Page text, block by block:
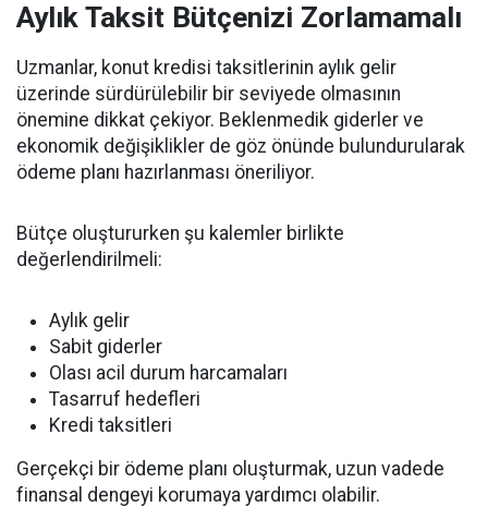
Aylık Taksit Bütçenizi Zorlamamalı
Uzmanlar, konut kredisi taksitlerinin aylık gelir
üzerinde sürdürülebilir bir seviyede olmasının
önemine dikkat çekiyor. Beklenmedik giderler ve
ekonomik değişiklikler de göz önünde bulundurularak
ödeme planı hazırlanması öneriliyor.
Bütçe oluştururken şu kalemler birlikte
değerlendirilmeli:
Aylık gelir
Sabit giderler
Olası acil durum harcamaları
Tasarruf hedefleri
Kredi taksitleri
Gerçekçi bir ödeme planı oluşturmak, uzun vadede
finansal dengeyi korumaya yardımcı olabilir.